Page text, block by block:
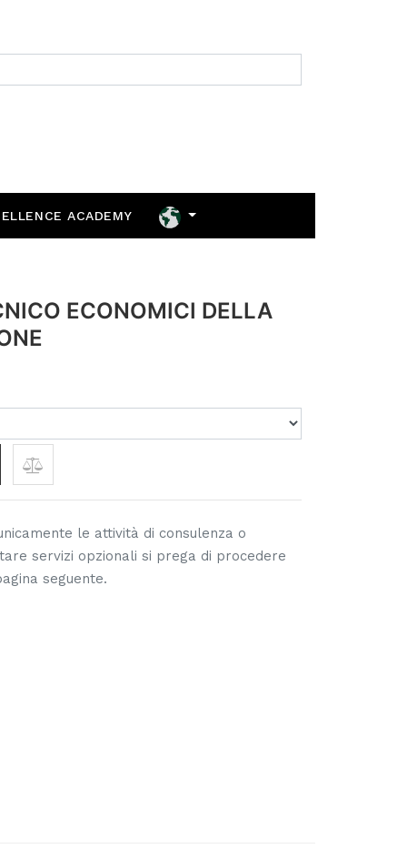
ACADEMY
ECONOMICI DELLA
le attività di consulenza o
servizi opzionali si prega di procedere
seguente.